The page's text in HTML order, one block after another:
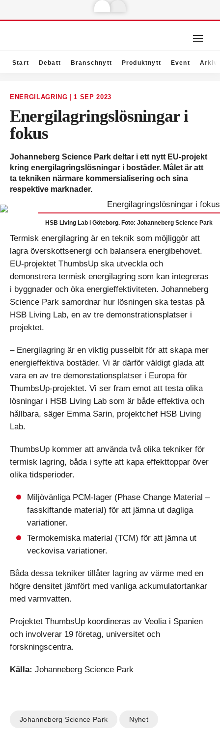
Start Debatt Branschnytt Produktnytt Event Arkiv
ENERGILAGRING 1 SEP 2023
Energilagringslösningar i
fokus
Johanneberg Science Park deltar i ett nytt EU-projekt
kring energilagringslösningar i bostäder. Målet är att
ta tekniken närmare kommersialisering och sina
respektive marknader.
HSB Living Lab i Göteborg. Foto: Johanneberg Science Park
Termisk energilagring är en teknik som möjliggör att
lagra överskottsenergi och balansera energibehovet.
EU-projektet ThumbsUp ska utveckla och
demonstrera termisk energilagring som kan integreras
i byggnader och öka energieffektiviteten. Johanneberg
Science Park samordnar hur lösningen ska testas på
HSB Living Lab, en av tre demonstrationsplatser i
projektet.
– Energilagring är en viktig pusselbit för att skapa mer
energieffektiva bostäder. Vi är därför väldigt glada att
vara en av tre demonstationsplatser i Europa för
ThumbsUp-projektet. Vi ser fram emot att testa olika
lösningar i HSB Living Lab som är både effektiva och
hållbara, säger Emma Sarin, projektchef HSB Living
Lab.
ThumbsUp kommer att använda två olika tekniker för
termisk lagring, båda i syfte att kapa effekttoppar över
olika tidsperioder.
Miljövänliga PCM-lager (Phase Change Material –
fasskiftande material) för att jämna ut dagliga
variationer.
Termokemiska material (TCM) för att jämna ut
veckovisa variationer.
Båda dessa tekniker tillåter lagring av värme med en
högre densitet jämfört med vanliga ackumulatortankar
med varmvatten.
Projektet ThumbsUp koordineras av Veolia i Spanien
och involverar 19 företag, universitet och
forskningscentra.
Källa: Johanneberg Science Park
Johanneberg Science Park Nyhet